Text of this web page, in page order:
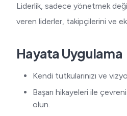
Liderlik, sadece yönetmek
veren liderler, takipçilerini ve
Hayata Uygulama
Kendi tutkularınızı ve
Başarı hikayeleri ile
olun.